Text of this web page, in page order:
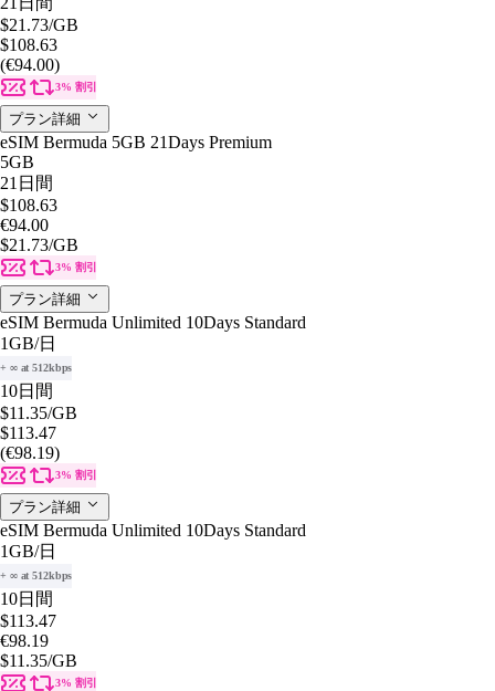
$21.73/GB
$108.63
(€94.00)
3% 割引
プラン詳細
eSIM Bermuda 5GB 21Days Premium
5GB
21日間
$108.63
€94.00
$21.73/GB
3% 割引
プラン詳細
eSIM Bermuda Unlimited 10Days Standard
1GB/日
+ ∞ at 512kbps
10日間
$11.35/GB
$113.47
(€98.19)
3% 割引
プラン詳細
eSIM Bermuda Unlimited 10Days Standard
1GB/日
+ ∞ at 512kbps
10日間
$113.47
€98.19
$11.35/GB
3% 割引